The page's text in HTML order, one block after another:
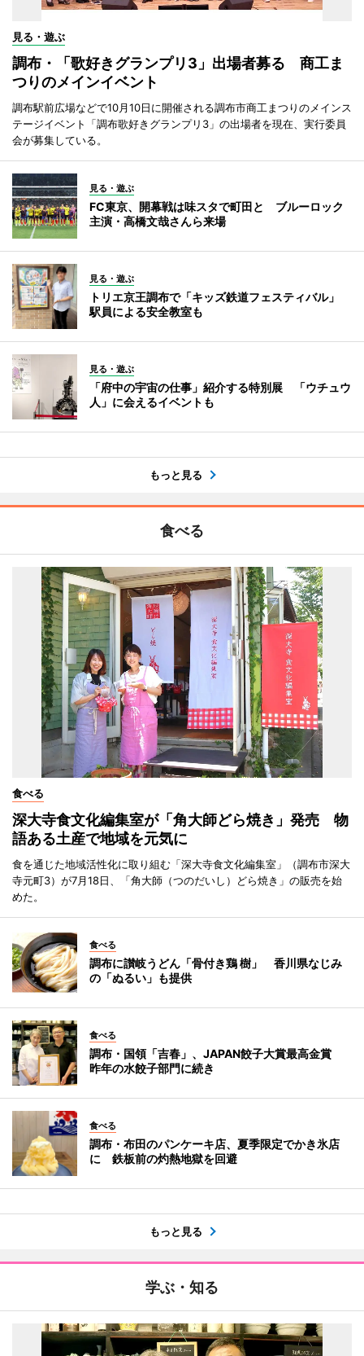
見る・遊ぶ
調布・「歌好きグランプリ3」出場者募る 商工ま
つりのメインイベント
調布駅前広場などで10月10日に開催される調布市商工まつりのメインス
テージイベント「調布歌好きグランプリ3」の出場者を現在、実行委員
会が募集している。
見る・遊ぶ
FC東京、開幕戦は味スタで町田と ブルーロック
主演・高橋文哉さんら来場
見る・遊ぶ
トリエ京王調布で「キッズ鉄道フェスティバル」
駅員による安全教室も
見る・遊ぶ
「府中の宇宙の仕事」紹介する特別展 「ウチュウ
人」に会えるイベントも
もっと見る
食べる
食べる
深大寺食文化編集室が「角大師どら焼き」発売 物
語ある土産で地域を元気に
食を通じた地域活性化に取り組む「深大寺食文化編集室」（調布市深大
寺元町3）が7月18日、「角大師（つのだいし）どら焼き」の販売を始
めた。
食べる
調布に讃岐うどん「骨付き鶏 樹」 香川県なじみ
の「ぬるい」も提供
食べる
調布・国領「吉春」、JAPAN餃子大賞最高金賞
昨年の水餃子部門に続き
食べる
調布・布田のパンケーキ店、夏季限定でかき氷店
に 鉄板前の灼熱地獄を回避
もっと見る
学ぶ・知る